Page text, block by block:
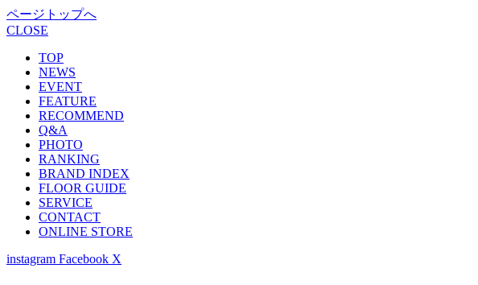
ページトップへ
CLOSE
TOP
NEWS
EVENT
FEATURE
RECOMMEND
Q&A
PHOTO
RANKING
BRAND INDEX
FLOOR GUIDE
SERVICE
CONTACT
ONLINE STORE
instagram Facebook X